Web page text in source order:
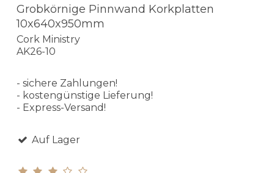
Grobkörnige Pinnwand Korkplatten
10x640x950mm
Cork Ministry
AK26-10
- sichere Zahlungen!
- kostengünstige Lieferung!
- Express-Versand!
Auf Lager